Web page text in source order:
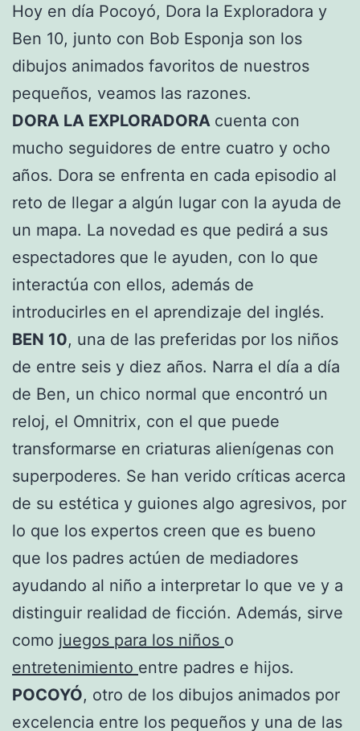
Hoy en día Pocoyó, Dora la Exploradora y
Ben 10, junto con Bob Esponja son los
dibujos animados favoritos de nuestros
pequeños, veamos las razones.
DORA LA EXPLORADORA cuenta con
mucho seguidores de entre cuatro y ocho
años. Dora se enfrenta en cada episodio al
reto de llegar a algún lugar con la ayuda de
un mapa. La novedad es que pedirá a sus
espectadores que le ayuden, con lo que
interactúa con ellos, además de
introducirles en el aprendizaje del inglés.
BEN 10, una de las preferidas por los niños
de entre seis y diez años. Narra el día a día
de Ben, un chico normal que encontró un
reloj, el Omnitrix, con el que puede
transformarse en criaturas alienígenas con
superpoderes. Se han verido críticas acerca
de su estética y guiones algo agresivos, por
lo que los expertos creen que es bueno
que los padres actúen de mediadores
ayudando al niño a interpretar lo que ve y a
distinguir realidad de ficción. Además, sirve
como juegos para los niños o
entretenimiento entre padres e hijos.
POCOYÓ, otro de los dibujos animados por
excelencia entre los pequeños y una de las